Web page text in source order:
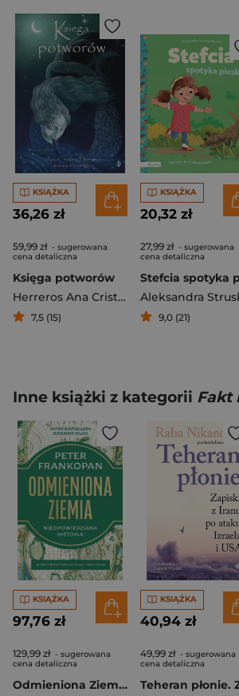
KSIĄŻKA
36,26 zł
59,99 zł - sugerowana
cena detaliczna
Księga potworów
Herreros Ana Cristina
7,5 (15)
KSIĄŻKA
20,32 zł
27,99 zł - sugerowana
cena detaliczna
9,0 (21)
Inne książki z kategorii Fakt
KSIĄŻKA
97,76 zł
129,99 zł - sugerowana
cena detaliczna
Odmieniona Ziemia. Nieopowiedziana historia
KSIĄŻKA
40,94 zł
49,99 zł - sugerowana
cena detaliczna